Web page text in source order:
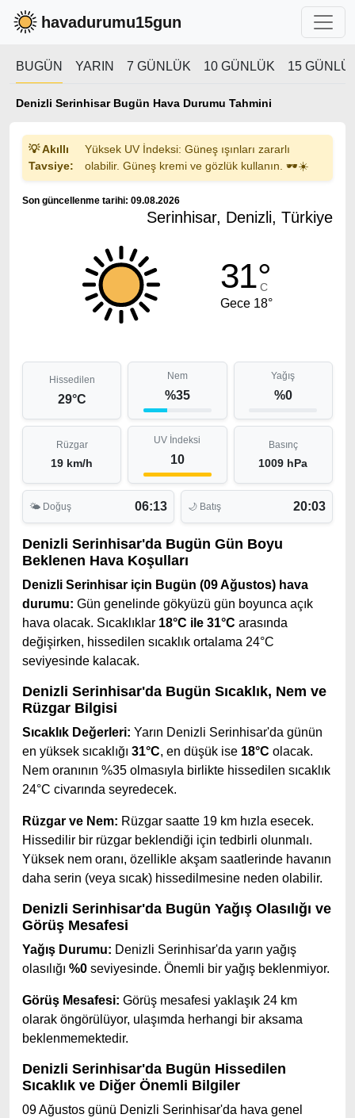
havadurumu15gun
BUGÜN YARIN 7 GÜNLÜK 10 GÜNLÜK 15
Denizli Serinhisar Bugün Hava Durumu Tahmini
💡 Akıllı
Tavsiye:
Yüksek UV İndeksi: Güneş ışınları zararlı
olabilir. Güneş kremi ve gözlük kullanın. 🕶️☀️
Son güncellenme tarihi: 09.08.2026
Serinhisar, Denizli, Türkiye
31°
C
Gece 18°
Hissedilen
29°C
Nem
%35
Yağış
%0
Rüzgar
19 km/h
UV İndeksi
10
Basınç
1009 hPa
🌤 Doğuş 06:13 🌙 Batış 20:03
Denizli Serinhisar'da Bugün Gün Boyu
Beklenen Hava Koşulları
Denizli Serinhisar için Bugün (09 Ağustos) hava
durumu: Gün genelinde gökyüzü gün boyunca açık
hava olacak. Sıcaklıklar 18°C ile 31°C arasında
değişirken, hissedilen sıcaklık ortalama 24°C
seviyesinde kalacak.
Denizli Serinhisar'da Bugün Sıcaklık, Nem ve
Rüzgar Bilgisi
Sıcaklık Değerleri: Yarın Denizli Serinhisar'da günün
en yüksek sıcaklığı 31°C, en düşük ise 18°C olacak.
Nem oranının %35 olmasıyla birlikte hissedilen sıcaklık
24°C civarında seyredecek.
Rüzgar ve Nem: Rüzgar saatte 19 km hızla esecek.
Hissedilir bir rüzgar beklendiği için tedbirli olunmalı.
Yüksek nem oranı, özellikle akşam saatlerinde havanın
daha serin (veya sıcak) hissedilmesine neden olabilir.
Denizli Serinhisar'da Bugün Yağış Olasılığı ve
Görüş Mesafesi
Yağış Durumu: Denizli Serinhisar'da yarın yağış
olasılığı %0 seviyesinde. Önemli bir yağış beklenmiyor.
Görüş Mesafesi: Görüş mesafesi yaklaşık 24 km
olarak öngörülüyor, ulaşımda herhangi bir aksama
beklenmemektedir.
Denizli Serinhisar'da Bugün Hissedilen
Sıcaklık ve Diğer Önemli Bilgiler
09 Ağustos günü Denizli Serinhisar'da hava genel